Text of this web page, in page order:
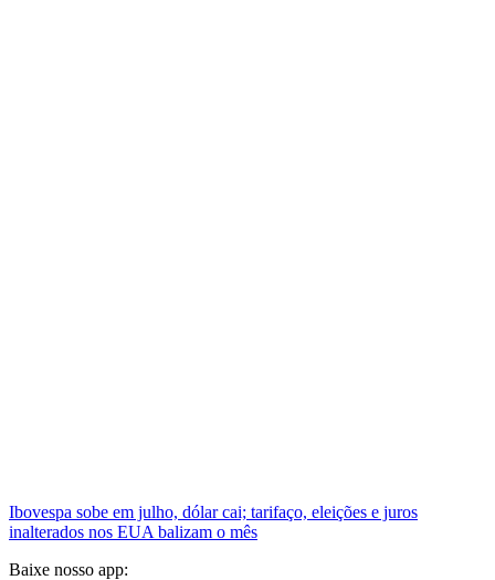
Ibovespa sobe em julho, dólar cai; tarifaço, eleições e juros
inalterados nos EUA balizam o mês
Baixe nosso app: